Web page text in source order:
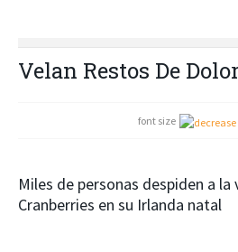
Velan Restos De
font size
Miles de personas despiden a
Cranberries en su Irlanda natal